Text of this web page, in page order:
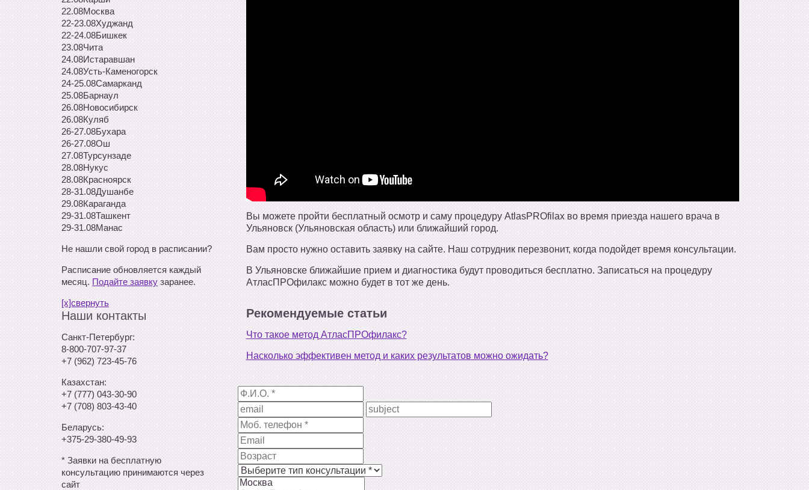
22.08Москва
22-23.08Худжанд
22-24.08Бишкек
23.08Чита
24.08Истаравшан
24.08Усть-Каменогорск
24-25.08Самарканд
25.08Барнаул
26.08Новосибирск
26.08Куляб
26-27.08Бухара
26-27.08Ош
27.08Турсунзаде
28.08Нукус
28.08Красноярск
28-31.08Душанбе
29.08Караганда
29-31.08Ташкент
29-31.08Манас
Не нашли свой город в расписании?
Расписание обновляется каждый
месяц. Подайте заявку заранее.
[x]свернуть
Наши контакты
Санкт-Петербург:
8-800-707-97-37
+7 (962) 723-45-76
Казахстан:
+7 (777) 043-30-90
+7 (708) 803-43-40
Беларусь:
+375-29-380-49-93
* Заявки на бесплатную
консультацию принимаются через
сайт
Вы можете пройти бесплатный осмотр и саму процедуру AtlasPROfilax во время приезда нашего врача в
Ульяновск (Ульяновская область) или ближайший город.
Вам просто нужно оставить заявку на сайте. Наш сотрудник перезвонит, когда подойдет время консультации.
В Ульяновске ближайшие прием и диагностика будут проводиться бесплатно. Записаться на процедуру
АтласПРОфилакс можно будет в тот же день.
Рекомендуемые статьи
Что такое метод АтласПРОфилакс?
Насколько эффективен метод и каких результатов можно ожидать?